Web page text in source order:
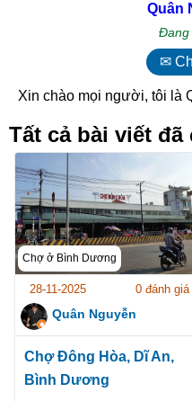
Quân
Đang
✉
Xin chào mọi người, tôi là
Tất cả bài viết đã
Chợ ở Bình Dương
28-11-2025 0 đánh giá
Quân Nguyễn
Chợ Đông Hòa, Dĩ An,
Bình Dương